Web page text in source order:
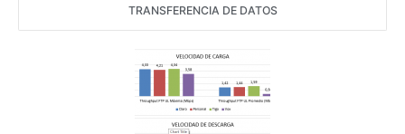
TRANSFERENCIA DE DATOS